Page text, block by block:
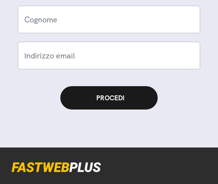
Cognome
Indirizzo email